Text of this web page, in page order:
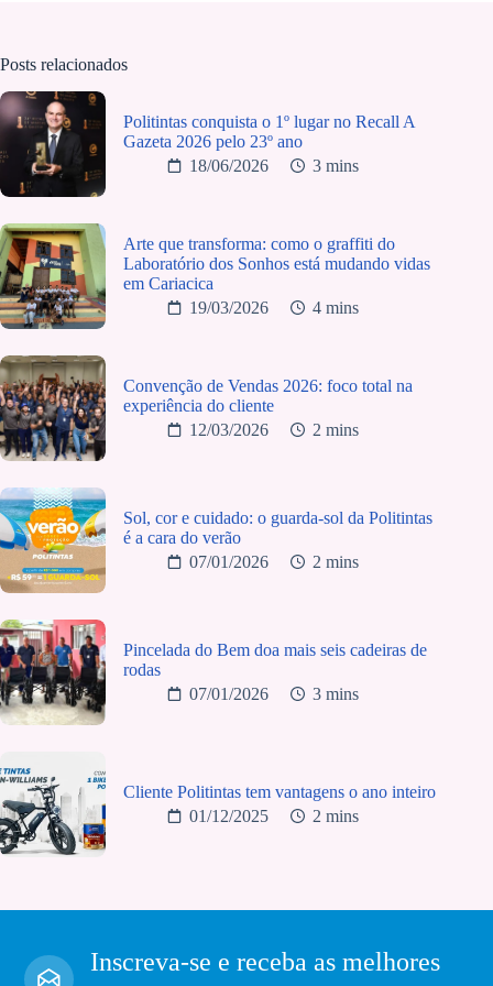
Posts relacionados
Politintas conquista o 1º lugar no Recall A
Gazeta 2026 pelo 23º ano
18/06/2026
3 mins
Arte que transforma: como o graffiti do
Laboratório dos Sonhos está mudando vidas
em Cariacica
19/03/2026
4 mins
Convenção de Vendas 2026: foco total na
experiência do cliente
12/03/2026
2 mins
Sol, cor e cuidado: o guarda-sol da Politintas
é a cara do verão
07/01/2026
2 mins
Pincelada do Bem doa mais seis cadeiras de
rodas
07/01/2026
3 mins
Cliente Politintas tem vantagens o ano inteiro
01/12/2025
2 mins
Inscreva-se e receba as melhores